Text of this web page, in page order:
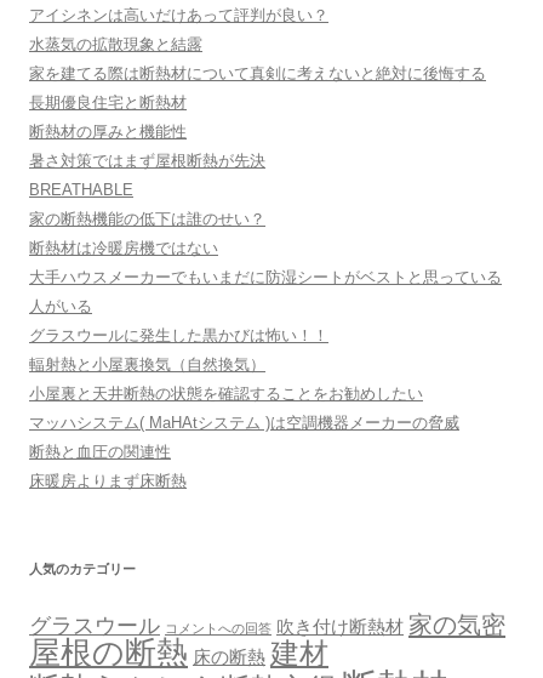
アイシネンは高いだけあって評判が良い？
水蒸気の拡散現象と結露
家を建てる際は断熱材について真剣に考えないと絶対に後悔する
長期優良住宅と断熱材
断熱材の厚みと機能性
暑さ対策ではまず屋根断熱が先決
BREATHABLE
家の断熱機能の低下は誰のせい？
断熱材は冷暖房機ではない
大手ハウスメーカーでもいまだに防湿シートがベストと思っている
人がいる
グラスウールに発生した黒かびは怖い！！
輻射熱と小屋裏換気（自然換気）
小屋裏と天井断熱の状態を確認することをお勧めしたい
マッハシステム( MaHAtシステム )は空調機器メーカーの脅威
断熱と血圧の関連性
床暖房よりまず床断熱
人気のカテゴリー
グラスウール コメントへの回答 吹き付け断熱材 家の気密
屋根の断熱 床の断熱 建材